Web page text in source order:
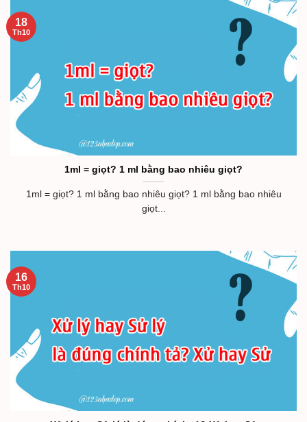
1ml = giọt? 1 ml bằng bao nhiêu giọt?
1ml = giọt? 1 ml bằng bao nhiêu giọt? 1 ml bằng bao nhiêu
giọt...
18
Th10
16
Th10